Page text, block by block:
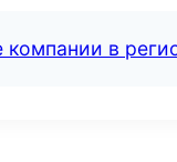
компании в